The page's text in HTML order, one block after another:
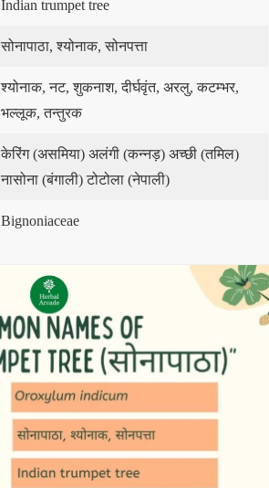
Indian trumpet tree
सोनापाठा, श्योनाक, सोनपत्ता
श्योनाक, नट, शुकनाश, दीर्घवृंत, अरलु, कटम्भर,
भल्लूक, तन्तुरक
केरिंग (असमिया) अलंगी (कन्नड़) अच्छी (तमिल)
नासोना (बंगाली) टोटोला (नेपाली)
Bignoniaceae